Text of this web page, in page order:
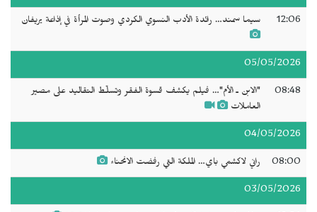
12:06 سيما سمند… رائدة الأدب النسوي الكردي وصوت المرأة في إذاعة يريفان
05/05/2026
08:48
"الابن ـ الأم"… فيلم يكشف قسوة الفقر وتسلّط التقاليد على مصير
العاملات
04/05/2026
08:00 راني لاكشمي باي… الملكة التي رفضت الانحناء
03/05/2026